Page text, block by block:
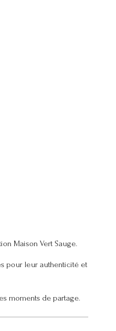
Maison Vert Sauge.
pour leur authenticité et
moments de partage.